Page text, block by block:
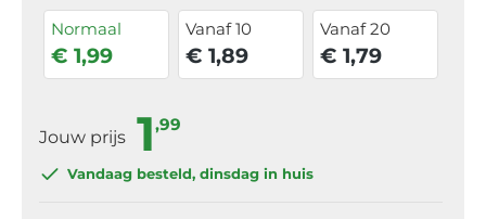
Normaal
€ 1,99
Vanaf 10
€ 1,89
Vanaf 20
€ 1,79
Jouw prijs 1,99
Vandaag besteld, dinsdag in huis